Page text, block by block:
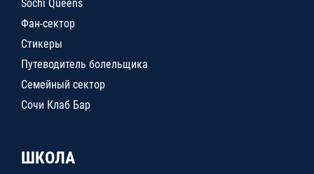
Sochi Queens
Фан-сектор
Стикеры
Путеводитель болельщика
Семейный сектор
Сочи Клаб Бар
ШКОЛА